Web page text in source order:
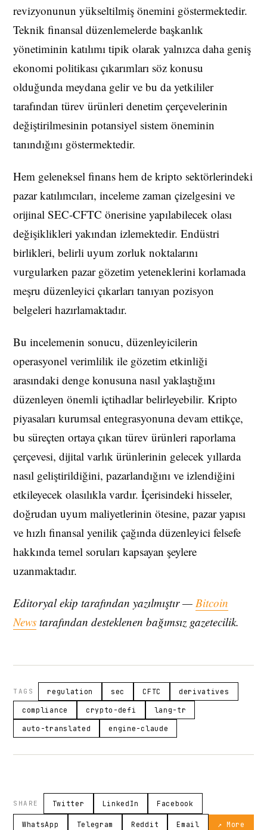
revizyonunun yükseltilmiş önemini göstermektedir.
Teknik finansal düzenlemelerde başkanlık
yönetiminin katılımı tipik olarak yalnızca daha geniş
ekonomi politikası çıkarımları söz konusu
olduğunda meydana gelir ve bu da yetkililer
tarafından türev ürünleri denetim çerçevelerinin
değiştirilmesinin potansiyel sistem öneminin
tanındığını göstermektedir.
Hem geleneksel finans hem de kripto sektörlerindeki
pazar katılımcıları, inceleme zaman çizelgesini ve
orijinal SEC-CFTC önerisine yapılabilecek olası
değişiklikleri yakından izlemektedir. Endüstri
birlikleri, belirli uyum zorluk noktalarını
vurgularken pazar gözetim yeteneklerini korlamada
meşru düzenleyici çıkarları tanıyan pozisyon
belgeleri hazırlamaktadır.
Bu incelemenin sonucu, düzenleyicilerin
operasyonel verimlilik ile gözetim etkinliği
arasındaki denge konusuna nasıl yaklaştığını
düzenleyen önemli içtihadlar belirleyebilir. Kripto
piyasaları kurumsal entegrasyonuna devam ettikçe,
bu süreçten ortaya çıkan türev ürünleri raporlama
çerçevesi, dijital varlık ürünlerinin gelecek yıllarda
nasıl geliştirildiğini, pazarlandığını ve izlendiğini
etkileyecek olasılıkla vardır. İçerisindeki hisseler,
doğrudan uyum maliyetlerinin ötesine, pazar yapısı
ve hızlı finansal yenilik çağında düzenleyici felsefe
hakkında temel soruları kapsayan şeylere
uzanmaktadır.
Editoryal ekip tarafından yazılmıştır — Bitcoin
News tarafından desteklenen bağımsız gazetecilik.
TAGS regulation sec CFTC derivatives
compliance crypto-defi lang-tr
auto-translated engine-claude
SHARE Twitter LinkedIn Facebook
WhatsApp Telegram Reddit Email ↗ More